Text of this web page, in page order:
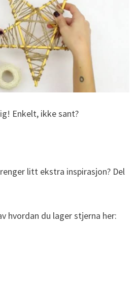
Enkelt, ikke sant?
litt ekstra inspirasjon? Del
hvordan du lager stjerna her: